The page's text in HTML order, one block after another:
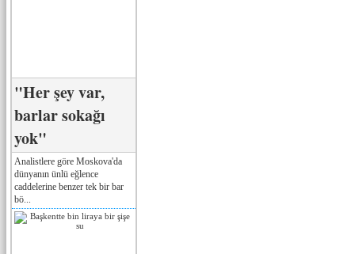
"Her şey var,
barlar sokağı
yok"
Analistlere göre Moskova'da
dünyanın ünlü eğlence
caddelerine benzer tek bir bar
bö...